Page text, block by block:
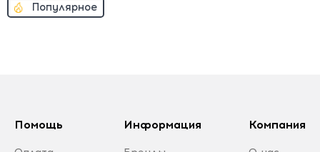
Популярное
Помощь Информация Компания